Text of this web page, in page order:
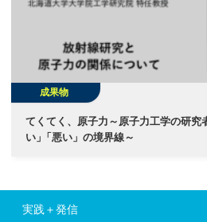
成果物
てくてく、原子力～原子力工学の研究
い」 「悪い」の境界線～
実践＋発信